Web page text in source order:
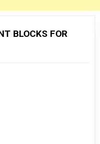
BLOCKS FOR